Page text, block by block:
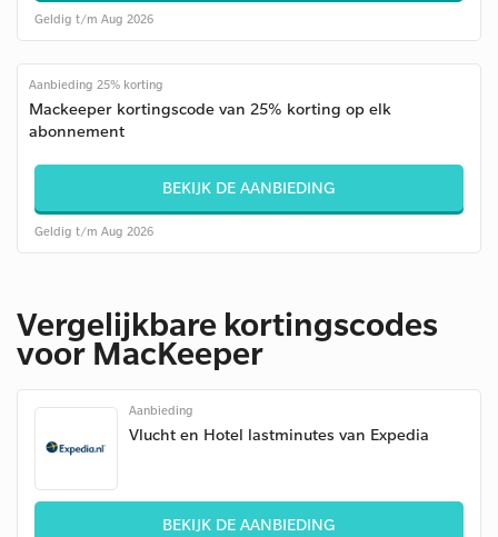
Geldig t/m Aug 2026
Aanbieding 25% korting
Mackeeper kortingscode van 25% korting op elk
abonnement
BEKIJK DE AANBIEDING
Geldig t/m Aug 2026
Vergelijkbare kortingscodes
voor MacKeeper
Aanbieding
Vlucht en Hotel lastminutes van Expedia
BEKIJK DE AANBIEDING